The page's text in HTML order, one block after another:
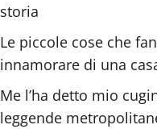
storia
Le piccole cose che
innamorare di una
Me l’ha detto mio
leggende